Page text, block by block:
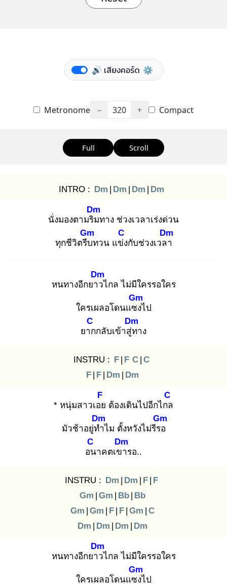
🔊 เสียงคอร์ด ⚙️
Metronome − 320 + Compact
Full Scroll
INTRO : Dm | Dm | Dm | Dm
นั่งมองตามริม
Dm
ทาง ช่วงเวลาเร่งด่วน
ทุกชีวิตรีบ
Gm
ทวน แข่ง
C
กับช่วงเวลา
Dm
หนทางอีกยาว
Dm
ไกล ไม่มีใครรอใคร
ใครเผลอโดนแซง
Gm
ไป
ยาก
C
กลับเข้าสู่ท
Dm
าง
INSTRU : F | F C | C
F | F | Dm | Dm
* หนุ่มสาวเอย
F
ต้องเดินไปอีกไกล
C
มัวช้าอยู่ทำ
Dm
ไม ตั้งหวังไม่รีรอ
Gm
อน
C
าคตเขา
Dm
รอ..
INSTRU : Dm | Dm | F | F
Gm | Gm | Bb | Bb
Gm | Gm | F | F | Gm | C
Dm | Dm | Dm | Dm
หนทางอีกยาว
Dm
ไกล ไม่มีใครรอใคร
ใครเผลอโดนแซง
Gm
ไป